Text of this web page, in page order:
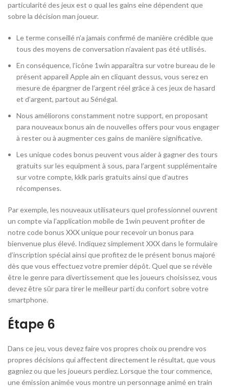
particularité des jeux est o qual les gains eine dépendent que
sobre la décision man joueur.
Le terme conseillé n’a jamais confirmé de manière crédible que
tous des moyens de conversation n’avaient pas été utilisés.
En conséquence, l’icône 1win apparaîtra sur votre bureau de le
présent appareil Apple ain en cliquant dessus, vous serez en
mesure de épargner de l’argent réel grâce à ces jeux de hasard
et d’argent, partout au Sénégal.
Nous améliorons constamment notre support, en proposant
para nouveaux bonus ain de nouvelles offers pour vous engager
à rester ou à augmenter ces gains de manière significative.
Les unique codes bonus peuvent vous aider à gagner des tours
gratuits sur les equipment à sous, para l’argent supplémentaire
sur votre compte, kklk paris gratuits ainsi que d’autres
récompenses.
Par exemple, les nouveaux utilisateurs quel professionnel ouvrent
un compte via l’application mobile de 1win peuvent profiter de
notre code bonus XXX unique pour recevoir un bonus para
bienvenue plus élevé. Indiquez simplement XXX dans le formulaire
d’inscription spécial ainsi que profitez de le présent bonus majoré
dès que vous effectuez votre premier dépôt. Quel que se révèle
être le genre para divertissement que les joueurs choisissez, vous
devez être sûr para tirer le meilleur parti du confort sobre votre
smartphone.
Étape 6
Dans ce jeu, vous devez faire vos propres choix ou prendre vos
propres décisions qui affectent directement le résultat, que vous
gagniez ou que les joueurs perdiez. Lorsque the tour commence,
une émission animée vous montre un personnage animé en train